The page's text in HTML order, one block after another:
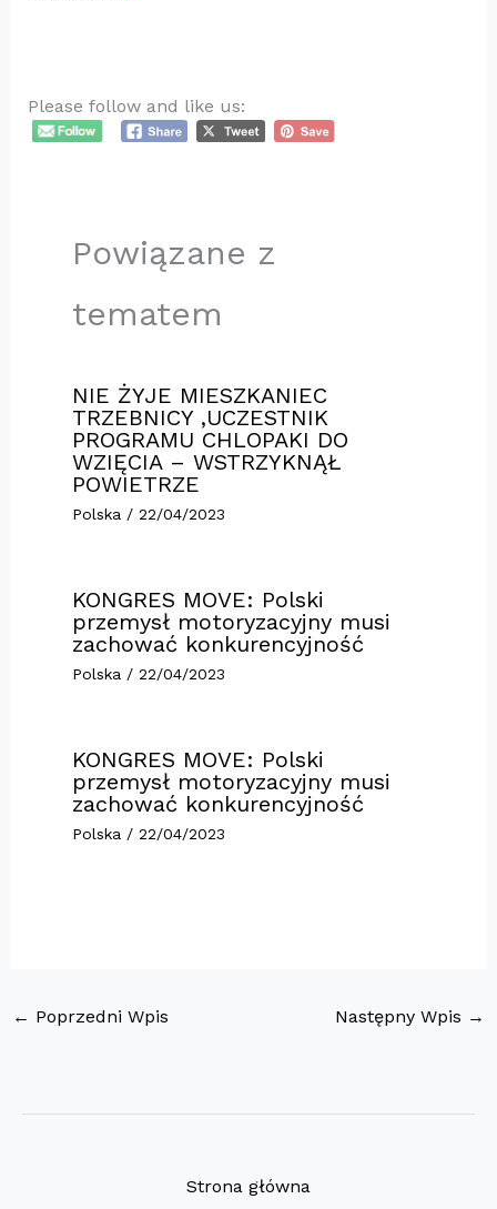
Please follow and like us:
Powiązane z
tematem
NIE ŻYJE MIESZKANIEC
TRZEBNICY ,UCZESTNIK
PROGRAMU CHLOPAKI DO
WZIĘCIA – WSTRZYKNĄŁ
POWIETRZE
Polska/ 22/04/2023
KONGRES MOVE: Polski
przemysł motoryzacyjny musi
zachować konkurencyjność
Polska/ 22/04/2023
KONGRES MOVE: Polski
przemysł motoryzacyjny musi
zachować konkurencyjność
Polska/ 22/04/2023
← Poprzedni Wpis Następny Wpis →
Strona główna